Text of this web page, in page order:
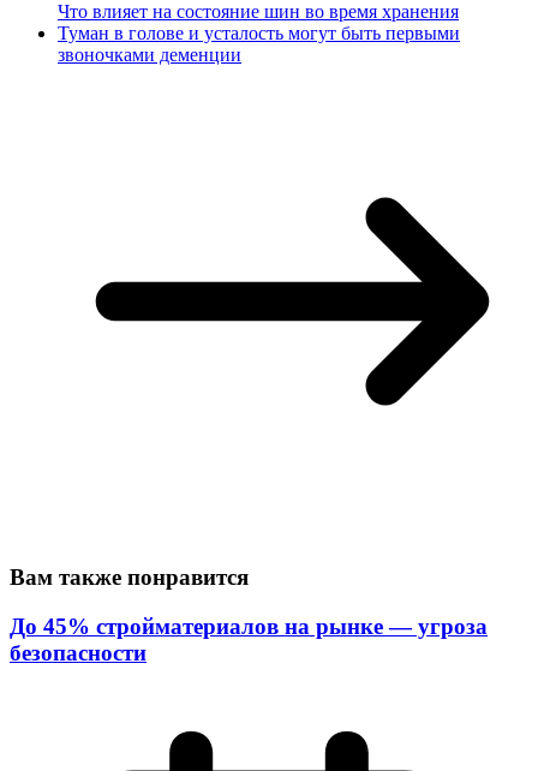
Что влияет на состояние шин во время хранения
Туман в голове и усталость могут быть первыми
звоночками деменции
Вам также понравится
До 45% стройматериалов на рынке — угроза
безопасности